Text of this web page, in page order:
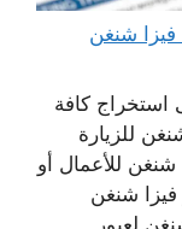
مكتب استخراج فيزا شنغن 98951133 فيزا شنغن
استخراج كافة
للزيارة
شنغن للأعمال أو
فيزا شنغن